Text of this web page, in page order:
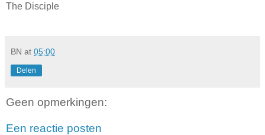
The Disciple
BN at 05:00
Delen
Geen opmerkingen:
Een reactie posten